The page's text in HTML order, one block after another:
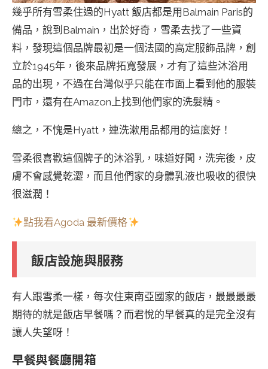
幾乎所有雪柔住過的Hyatt 飯店都是用Balmain Paris的
備品，說到Balmain，出於好奇，雪柔去找了一些資
料，發現這個品牌最初是一個法國的高定服飾品牌，創
立於1945年，後來品牌拓寬發展，才有了這些沐浴用
品的出現，不過在台灣似乎只能在市面上看到他的服裝
門市，還有在Amazon上找到他們家的洗髮精。
總之，不愧是Hyatt，連洗漱用品都用的這麼好！
雪柔很喜歡這個牌子的沐浴乳，味道好聞，洗完後，皮
膚不會感覺乾澀，而且他們家的身體乳液也吸收的很快
很滋潤！
點我看Agoda 最新價格
飯店設施與服務
有人跟雪柔一樣，每次住東南亞國家的飯店，最最最最
期待的就是飯店早餐嗎？而君悅的早餐真的是完全沒有
讓人失望呀！
早餐與餐廳開箱